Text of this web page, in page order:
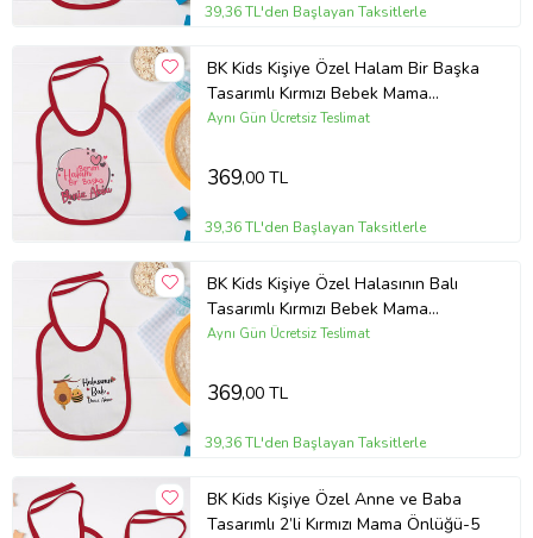
39,36 TL'den Başlayan Taksitlerle
BK Kids Kişiye Özel Halam Bir Başka
Tasarımlı Kırmızı Bebek Mama
Önlüğü-2
Aynı Gün Ücretsiz Teslimat
369,00 TL
39,36 TL'den Başlayan Taksitlerle
BK Kids Kişiye Özel Halasının Balı
Tasarımlı Kırmızı Bebek Mama
Önlüğü-1
Aynı Gün Ücretsiz Teslimat
369,00 TL
39,36 TL'den Başlayan Taksitlerle
BK Kids Kişiye Özel Anne ve Baba
Tasarımlı 2’li Kırmızı Mama Önlüğü-5